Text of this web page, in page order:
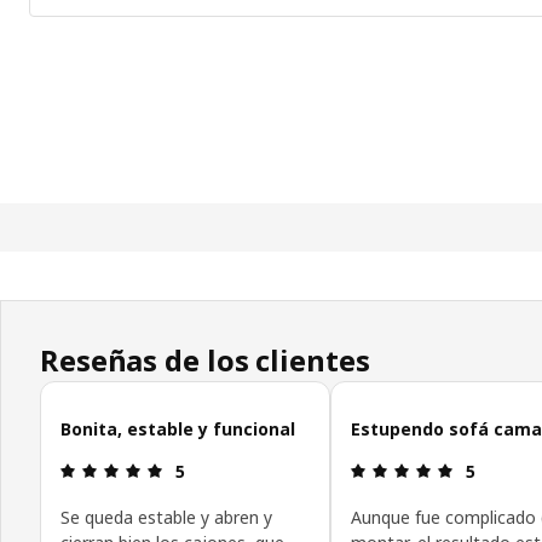
Reseñas de los clientes
Omitir las opiniones de los clientes
Bonita, estable y funcional
Reseña: 5 de 5 estrellas.
5
Se queda estable y abren y
Estupendo sofá cama
Reseña: 5
5
Aunque fue complicado